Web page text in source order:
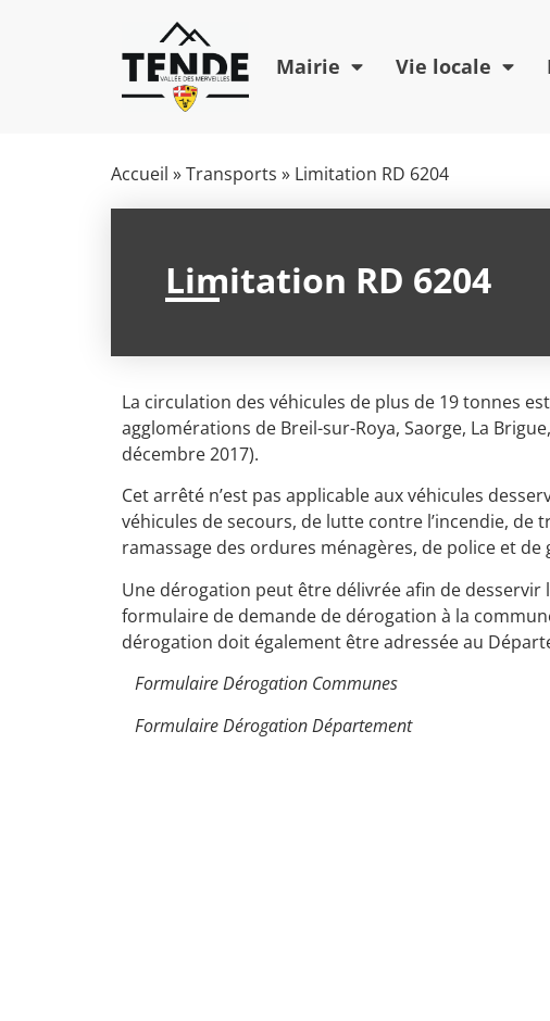
Mairie Vie locale
Accueil »Transports » Limitation RD 6204
Limitation RD 6204
La circulation des véhicules de plus de 19 tonnes
agglomérations de Breil-sur-Roya, Saorge, La
décembre 2017).
Cet arrêté n’est pas applicable aux véhicules
véhicules de secours, de lutte contre l’incendie,
ramassage des ordures ménagères, de police et de
Une dérogation peut être délivrée afin de
formulaire de demande de dérogation à la
dérogation doit également être adressée au
Formulaire Dérogation Communes
Formulaire Dérogation Département